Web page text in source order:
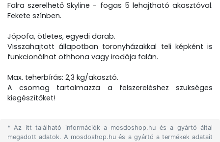
Falra szerelhető Skyline - fogas 5 lehajtható akasztóval.
Fekete színben.
Jópofa, ötletes, egyedi darab.
Visszahajtott állapotban toronyházakkal teli képként is
funkcionálhat othhona vagy irodája falán.
Max. teherbírás: 2,3 kg/akasztó.
A csomag tartalmazza a felszereléshez szükséges
kiegészítőket!
* Az itt található információk a mosdoshop.hu és a gyártó által
megadott adatok. A mosdoshop.hu és a gyártó a termékek adatait